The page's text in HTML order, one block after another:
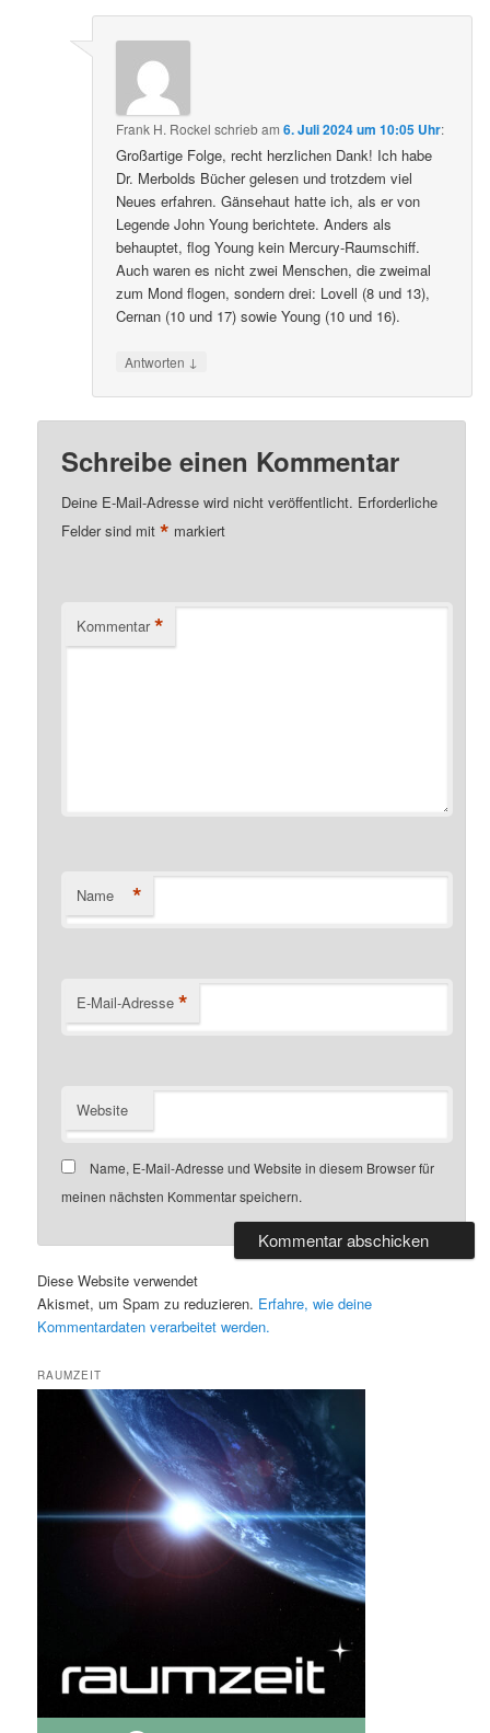
Frank H. Rockel schriebam6. Juli 2024 um 10:05 Uhr:
Großartige Folge, recht herzlichen Dank! Ich habe
Dr. Merbolds Bücher gelesen und trotzdem viel
Neues erfahren. Gänsehaut hatte ich, als er von
Legende John Young berichtete. Anders als
behauptet, flog Young kein Mercury-Raumschiff.
Auch waren es nicht zwei Menschen, die zweimal
zum Mond flogen, sondern drei: Lovell (8 und 13),
Cernan (10 und 17) sowie Young (10 und 16).
Antworten ↓
Schreibe einen Kommentar
Deine E-Mail-Adresse wird nicht veröffentlicht. Erforderliche
Felder sind mit* markiert
Kommentar *
Name *
E-Mail-Adresse *
Website
Name, E-Mail-Adresse und Website in diesem Browser für
meinen nächsten Kommentar speichern.
Diese Website verwendet
Akismet, um Spam zu reduzieren. Erfahre, wie deine
Kommentardaten verarbeitet werden.
RAUMZEIT